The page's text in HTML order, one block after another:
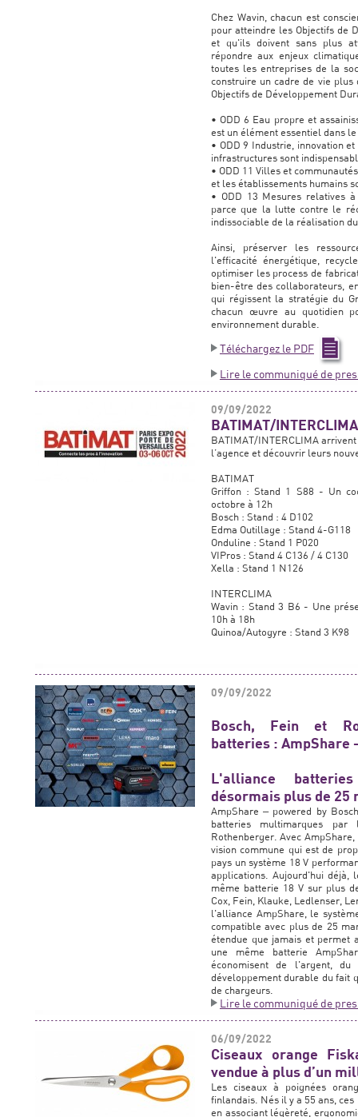
Chez Wavin, chacun est
pour atteindre les Objectifs de
et qu'ils doivent sans plus
répondre aux enjeux
toutes les entreprises de la
construire un cadre de vie
Objectifs de Développement
• ODD 6 Eau propre et
est un élément essentiel dans
• ODD 9 Industrie, innovation
infrastructures sont
• ODD 11 Villes et
et les établissements humains
• ODD 13 Mesures relatives
parce que la lutte contre le
indissociable de la réalisation
Ainsi, préserver les
l'efficacité énergétique,
optimiser les process de
bien-être des collaborateurs,
qui régissent la stratégie du
chacun œuvre au quotidien
environnement durable.
Téléchargez le PDF
Lire le communiqué de
09/09/2022
BATIMAT/
BATIMAT/INTERCLIMA
l’agence et découvrir leurs
BATIMAT
Griffon : Stand 1 S88 - Un
octobre à 12h
Bosch : Stand : 4 D102
Edma Outillage : Stand 4-G118
Onduline : Stand 1 P020
VIPros : Stand 4 C136 / 4 C130
Xella : Stand 1 N126
INTERCLIMA
Wavin : Stand 3 B6 - Une
10h à 18h
Quinoa/Autogyre : Stand 3 K98
09/09/2022
Bosch, Fein et
batteries : AmpShare
L'alliance
désormais plus de 25
AmpShare ‒ powered by
batteries multimarques
Rothenberger. Avec
vision commune qui est de
pays un système 18 V
applications. Aujourd'hui déjà,
même batterie 18 V sur plus
Cox, Fein, Klauke, Ledlenser,
l'alliance AmpShare, le
compatible avec plus de 25
étendue que jamais et permet
une même batterie
économisent de l'argent,
développement durable du fait
de chargeurs.
Lire le communiqué de
06/09/2022
Ciseaux orange
vendue à plus d’un
Les ciseaux à poignées
finlandais. Nés il y a 55 ans,
en associant légèreté,